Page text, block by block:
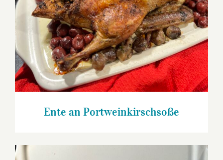
Ente an Portweinkirschsoße